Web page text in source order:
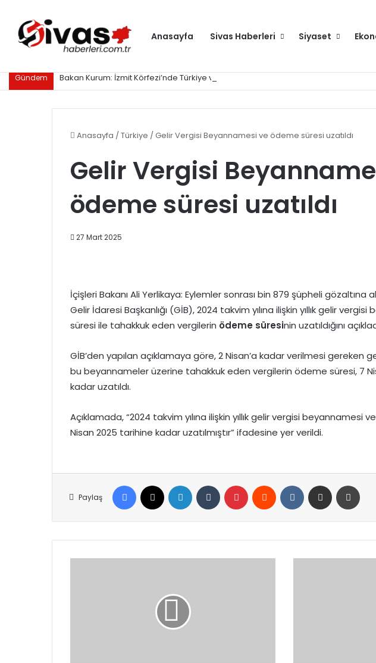
Anasayfa Sivas Haberleri Siyaset
Gündem Bakan Kurum: İzmit Körfezi’nde Türkiye ve dünyaya örnek olacak proje yürütüyoruz
Anasayfa /Türkiye /Gelir Vergisi Beyannamesi ve ödeme süresi uzatıldı
Gelir Vergisi
ödeme süresi uzatıldı
27 Mart 2025
İçişleri Bakanı Ali Yerlikaya: Eylemler sonrası bin 879 şüpheli gözaltına
Gelir İdaresi Başkanlığı (GİB), 2024 takvim yılına ilişkin yıllık gelir
süresi ile tahakkuk eden vergilerin ödeme süresinin uzatıldığını
GİB’den yapılan açıklamaya göre, 2 Nisan’a kadar verilmesi gereken
bu beyannameler üzerine tahakkuk eden vergilerin ödeme süresi, 7
kadar uzatıldı.
Açıklamada, “2024 takvim yılına ilişkin yıllık gelir vergisi beyannamesi
Nisan 2025 tarihine kadar uzatılmıştır” ifadesine yer verildi.
Paylaş
Facebook LinkedIn Tumblr Pinterest Reddit VKontakteE-Posta ile paylaş